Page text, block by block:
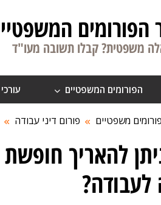
הפורומים
משפטית? קבלו תשובה מעו"ד
הפורומים המשפטיים
פורומים משפטיים פורום דיני עבודה
להאריך
לעבודה?